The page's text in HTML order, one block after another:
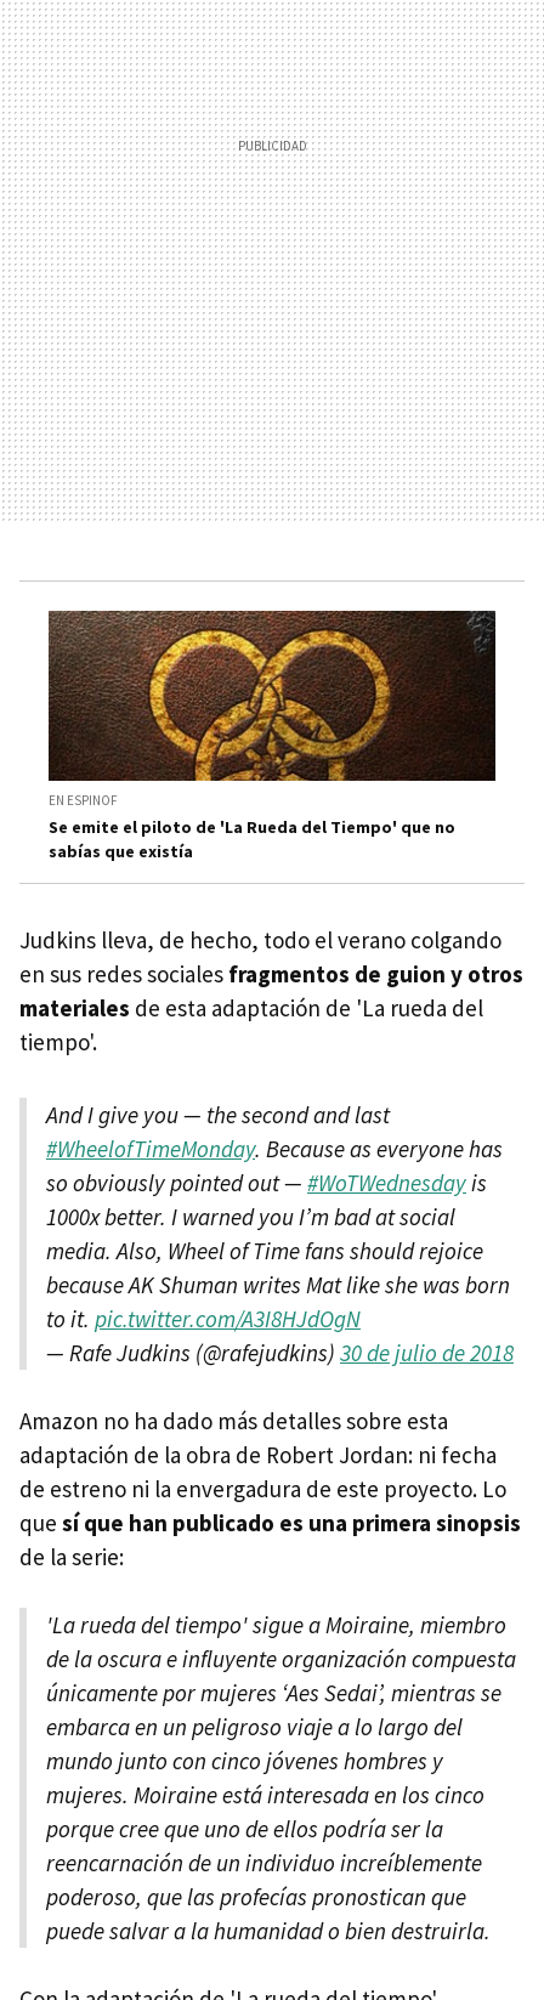
EN ESPINOF
Se emite el piloto de 'La Rueda del Tiempo' que no
sabías que existía
Judkins lleva, de hecho, todo el verano colgando
en sus redes sociales fragmentos de guion y otros
materiales de esta adaptación de 'La rueda del
tiempo'.
And I give you — the second and last
#WheelofTimeMonday. Because as everyone has
so obviously pointed out — #WoTWednesdayis
1000x better. I warned you I’m bad at social
media. Also, Wheel of Time fans should rejoice
because AK Shuman writes Mat like she was born
to it. pic.twitter.com/A3I8HJdOgN
— Rafe Judkins (@rafejudkins) 30 de julio de 2018
Amazon no ha dado más detalles sobre esta
adaptación de la obra de Robert Jordan: ni fecha
de estreno ni la envergadura de este proyecto. Lo
que sí que han publicado es una primera sinopsis
de la serie:
'La rueda del tiempo' sigue a Moiraine, miembro
de la oscura e influyente organización compuesta
únicamente por mujeres ‘Aes Sedai’, mientras se
embarca en un peligroso viaje a lo largo del
mundo junto con cinco jóvenes hombres y
mujeres. Moiraine está interesada en los cinco
porque cree que uno de ellos podría ser la
reencarnación de un individuo increíblemente
poderoso, que las profecías pronostican que
puede salvar a la humanidad o bien destruirla.